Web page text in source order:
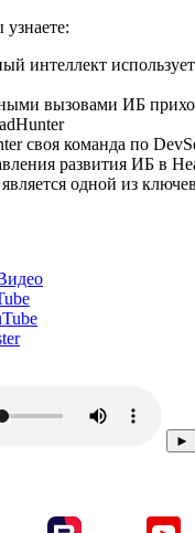
интеллект
вызовами ИБ
своя команда по
развития ИБ в
одной из
►